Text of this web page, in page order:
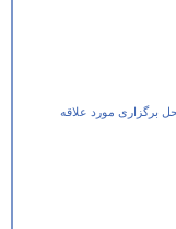
برگزاری مورد علاقه